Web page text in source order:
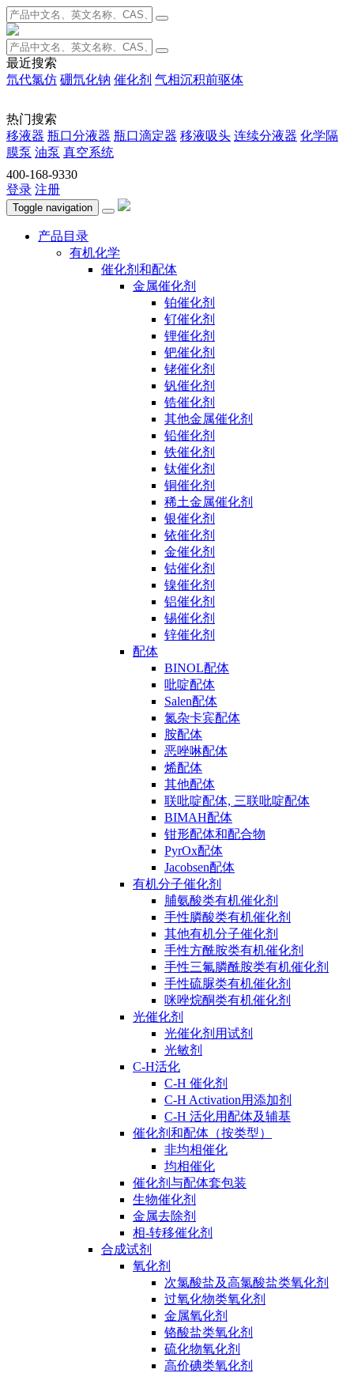
最近搜索
氘代氯仿 硼氘化钠 催化剂 气相沉积前驱体
热门搜索
移液器 瓶口分液器 瓶口滴定器 移液吸头 连续分液器 化学隔
膜泵 油泵 真空系统
400-168-9330
登录 注册
Toggle navigation
产品目录
有机化学
催化剂和配体
金属催化剂
铂催化剂
钌催化剂
锂催化剂
钯催化剂
铑催化剂
钒催化剂
锆催化剂
其他金属催化剂
铅催化剂
铁催化剂
钛催化剂
铜催化剂
稀土金属催化剂
银催化剂
铱催化剂
金催化剂
钴催化剂
镍催化剂
铝催化剂
锡催化剂
锌催化剂
配体
BINOL配体
吡啶配体
Salen配体
氮杂卡宾配体
胺配体
恶唑啉配体
烯配体
其他配体
联吡啶配体, 三联吡啶配体
BIMAH配体
钳形配体和配合物
PyrOx配体
Jacobsen配体
有机分子催化剂
脯氨酸类有机催化剂
手性膦酸类有机催化剂
其他有机分子催化剂
手性方酰胺类有机催化剂
手性三氟膦酰胺类有机催化剂
手性硫脲类有机催化剂
咪唑烷酮类有机催化剂
光催化剂
光催化剂用试剂
光敏剂
C-H活化
C-H 催化剂
C-H Activation用添加剂
C-H 活化用配体及辅基
催化剂和配体（按类型）
非均相催化
均相催化
催化剂与配体套包装
生物催化剂
金属去除剂
相-转移催化剂
合成试剂
氧化剂
次氯酸盐及高氯酸盐类氧化剂
过氧化物类氧化剂
金属氧化剂
铬酸盐类氧化剂
硫化物氧化剂
高价碘类氧化剂